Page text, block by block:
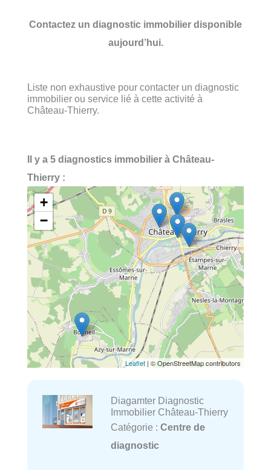
Contactez un diagnostic immobilier disponible
aujourd’hui.
Liste non exhaustive pour contacter un diagnostic
immobilier ou service lié à cette activité à
Château-Thierry.
Il y a 5 diagnostics immobilier à Château-
Thierry :
+
−
Leaflet | © OpenStreetMap contributors
Diagamter Diagnostic
Immobilier Château-Thierry
Catégorie : Centre de
diagnostic